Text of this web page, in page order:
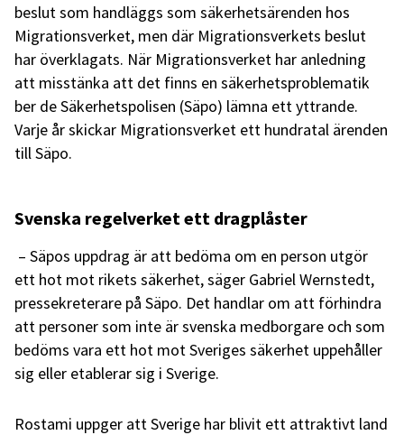
beslut som handläggs som säkerhetsärenden hos
Migrationsverket, men där Migrationsverkets beslut
har överklagats. När Migrationsverket har anledning
att misstänka att det finns en säkerhetsproblematik
ber deSäkerhetspolisen (Säpo) lämna ett yttrande.
Varje år skickar Migrationsverket ett hundratal ärenden
till Säpo.
Svenska regelverket ett dragplåster
– Säpos uppdrag är att bedöma om en person utgör
ett hot mot rikets säkerhet, säger Gabriel Wernstedt,
pressekreterare på Säpo. Det handlar om att förhindra
att personer som inte är svenska medborgare och som
bedöms vara ett hot mot Sveriges säkerhet uppehåller
sig eller etablerar sig i Sverige.
Rostami uppger att Sverige har blivit ett attraktivt land